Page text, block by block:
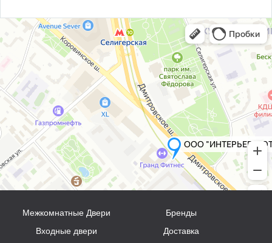
Межкомнатные Двери
Входные двери
Бренды
Доставка